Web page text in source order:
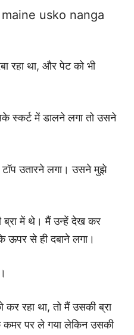
usko nanga
रहा था, और पेट को भी
स्कर्ट में डालने लगा तो उसने
उतारने लगा। उसने मुझे
में थे। मैं उन्हें देख कर
ऊपर से ही दबाने लगा।
रहा था, तो मैं उसकी ब्रा
पर ले गया लेकिन उसकी